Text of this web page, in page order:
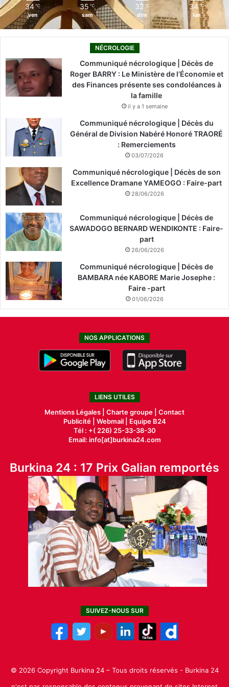
34 ℃
ven
35 ℃
sam
32 ℃
dim
34 ℃
lun
NÉCROLOGIE
Communiqué nécrologique | Décès de
Roger BARRY : Le Ministère de l’Économie et
des Finances présente ses condoléances à
la famille
il y a 1 semaine
Communiqué nécrologique | Décès du
Général de Division Nabéré Honoré TRAORÉ
: Remerciements
03/07/2026
Communiqué nécrologique | Décès de son
Excellence Dramane YAMEOGO : Faire-part
28/06/2026
Communiqué nécrologique | Décès de
SAWADOGO BERNARD WENDIKONTE : Faire-
part
26/06/2026
Communiqué nécrologique | Décès de
BAMBARA née KABORE Marie Josephe :
Faire -part
01/06/2026
NOS APPLICATIONS
LIENS UTILES
Mentions Légales | Charte groupe | Contact
Publicité| Webmail |
Equipe B24
Tél : +( 226) 25-33-38-30
Email: info[at]burkina24.com
Burkina 24 : 17 Prix Galian remportés
SUIVEZ-NOUS SUR
© 2026 Copyright Burkina 24 – Tous droits réservés - Burkina 24